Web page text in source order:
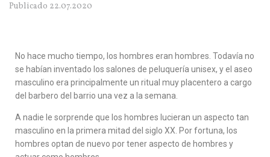
Publicado 22.07.2020
No hace mucho tiempo, los hombres eran hombres. Todavía no
se habían inventado los salones de peluquería unisex, y el aseo
masculino era principalmente un ritual muy placentero a cargo
del barbero del barrio una vez a la semana.
A nadie le sorprende que los hombres lucieran un aspecto tan
masculino en la primera mitad del siglo XX. Por fortuna, los
hombres optan de nuevo por tener aspecto de hombres y